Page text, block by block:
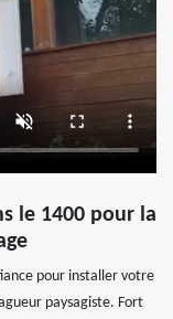
le 1400 pour la
pour installer votre
paysagiste. Fort